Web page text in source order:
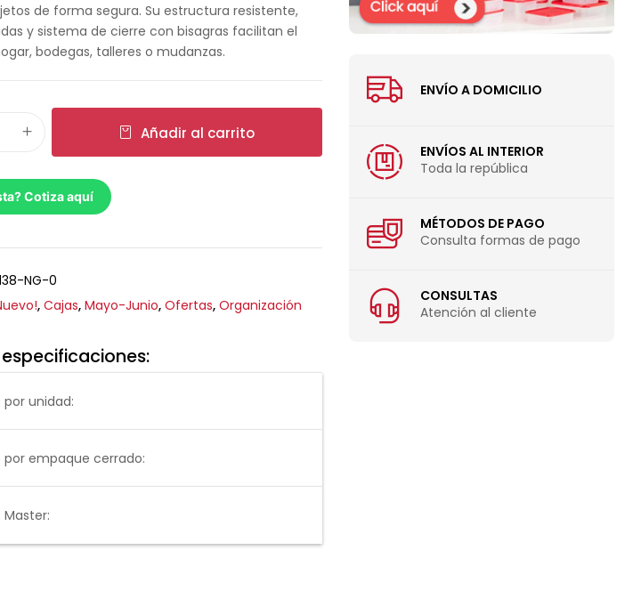
de forma segura. Su estructura resistente,
y sistema de cierre con bisagras facilitan el
bodegas, talleres o mudanzas.
Añadir al carrito
Cotiza aquí
NG-0
, Cajas, Mayo-Junio, Ofertas, Organización
por unidad:
por empaque cerrado:
Master:
ENVÍO A DOMICILIO
ENVÍOS AL INTERIOR
Toda la república
MÉTODOS DE PAGO
Consulta formas de pago
CONSULTAS
Atención al cliente